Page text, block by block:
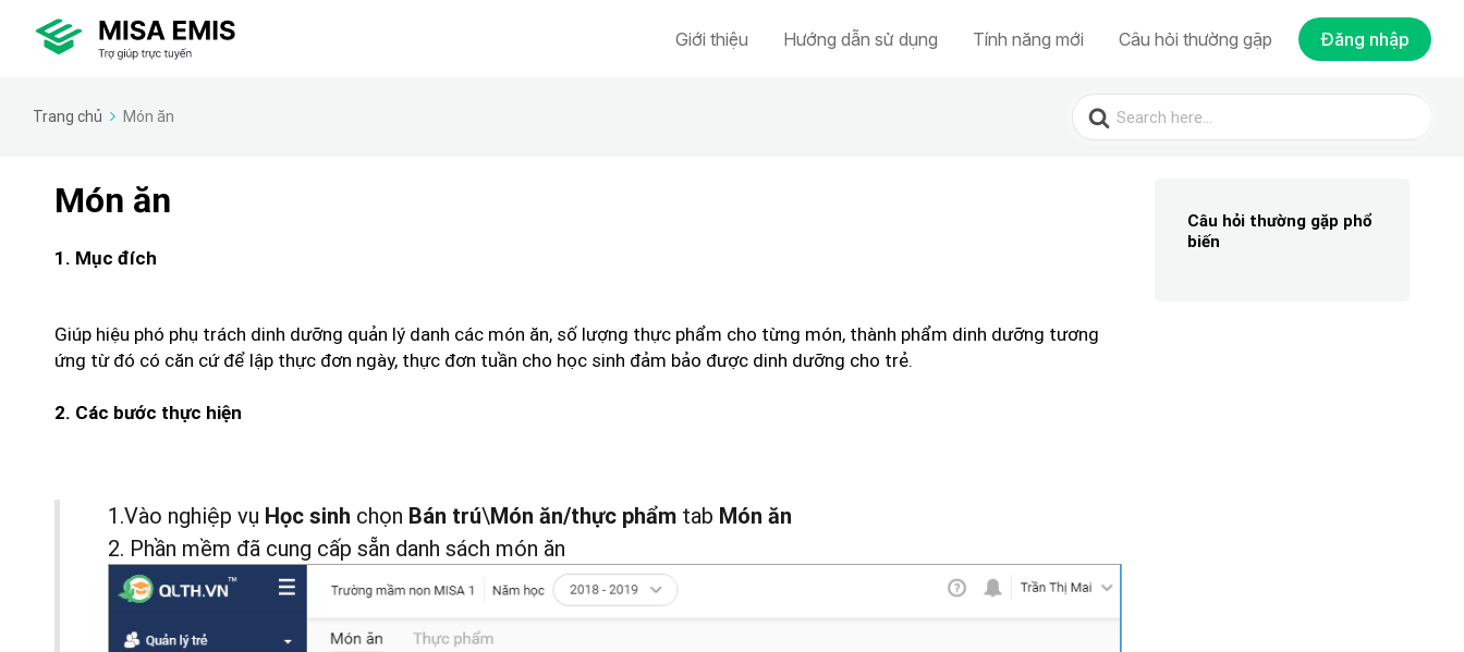
Giới thiệu Hướng dẫn sử dụng Tính năng mới Câu hỏi thường gặp Đăng nhập
Trang chủ Món ăn
Search
for:
Món ăn
1. Mục đích
Giúp hiệu phó phụ trách dinh dưỡng quản lý danh các món ăn, số lượng thực phẩm cho từng món, thành phẩm dinh dưỡng tương
ứng từ đó có căn cứ để lập thực đơn ngày, thực đơn tuần cho học sinh đảm bảo được dinh dưỡng cho trẻ.
2. Các bước thực hiện
1.Vào nghiệp vụ Học sinh chọn Bán trú\Món ăn/thực phẩm tab Món ăn
2. Phần mềm đã cung cấp sẵn danh sách món ăn
Câu hỏi thường gặp phổ
biến